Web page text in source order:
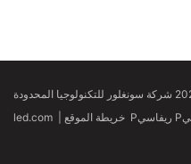
حقوق الطبع والنشر © 2025 شركة سونغلور للتكنولوجيا المحدودة-www.sunglor-
led.com